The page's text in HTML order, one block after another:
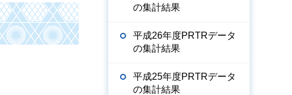
の集計結果
平成26年度PRTRデータ
の集計結果
平成25年度PRTRデータ
の集計結果